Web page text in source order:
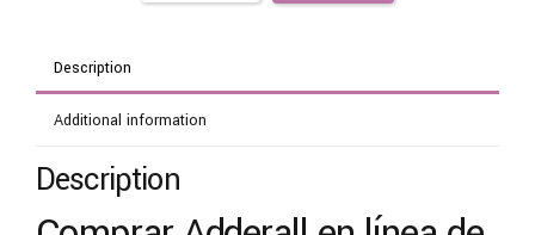
Description
Additional information
Description